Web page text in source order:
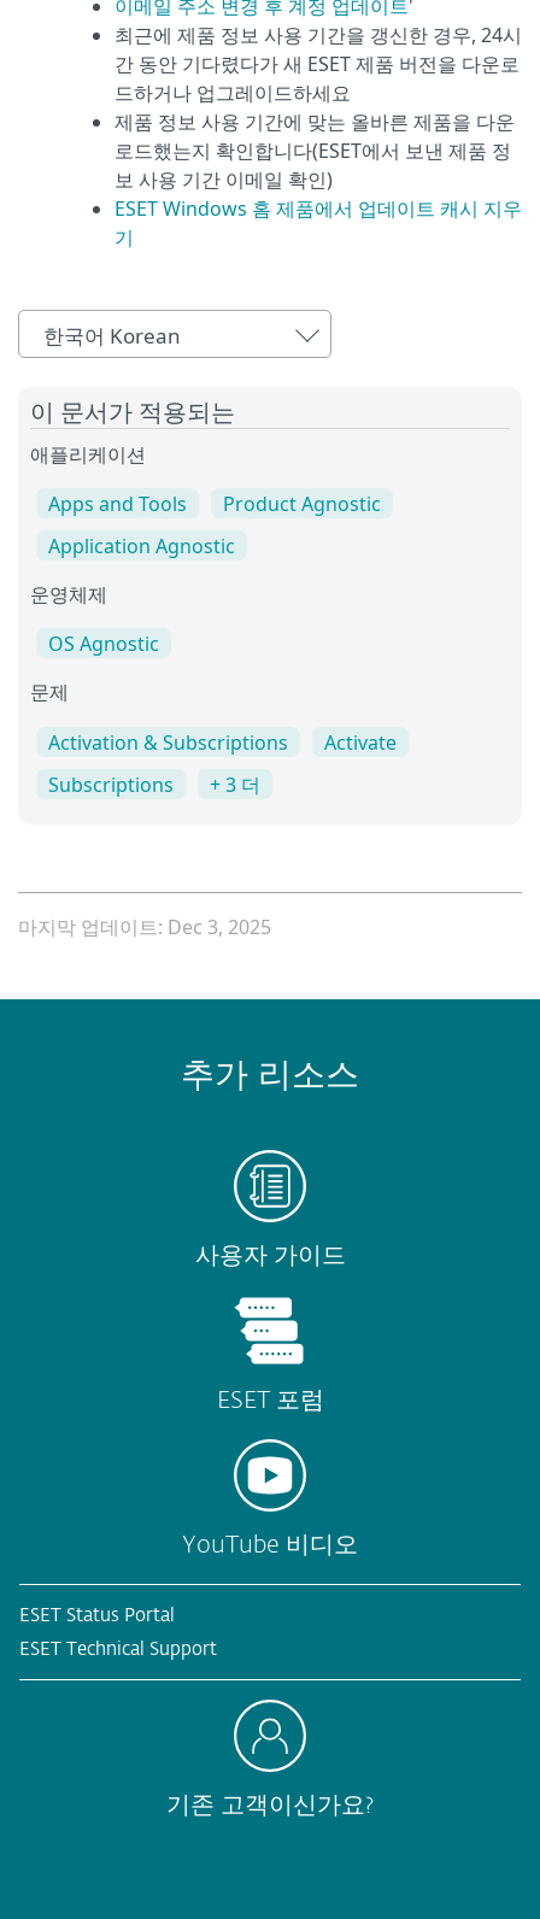
이메일 주소 변경 후 계정 업데이트'
최근에 제품 정보 사용 기간을 갱신한 경우, 24시
간 동안 기다렸다가 새 ESET 제품 버전을 다운로
드하거나 업그레이드하세요
제품 정보 사용 기간에 맞는 올바른 제품을 다운
로드했는지 확인합니다(ESET에서 보낸 제품 정
보 사용 기간 이메일 확인)
ESET Windows 홈 제품에서 업데이트 캐시 지우
기
한국어 Korean
이 문서가 적용되는
애플리케이션
Apps and Tools
Product Agnostic
Application Agnostic
운영체제
OS Agnostic
문제
Activation & Subscriptions
Activate
Subscriptions
+ 3 더
마지막 업데이트: Dec 3, 2025
추가 리소스
사용자 가이드
ESET 포럼
YouTube 비디오
ESET Status Portal
ESET Technical Support
기존 고객이신가요?